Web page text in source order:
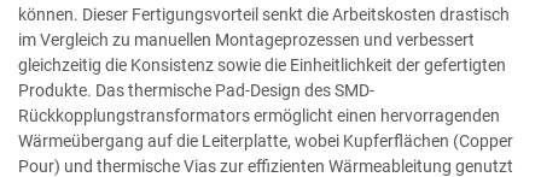
können. Dieser Fertigungsvorteil senkt die Arbeitskosten drastisch
im Vergleich zu manuellen Montageprozessen und verbessert
gleichzeitig die Konsistenz sowie die Einheitlichkeit der gefertigten
Produkte. Das thermische Pad-Design des SMD-
Rückkopplungstransformators ermöglicht einen hervorragenden
Wärmeübergang auf die Leiterplatte, wobei Kupferflächen (Copper
Pour) und thermische Vias zur effizienten Wärmeableitung genutzt